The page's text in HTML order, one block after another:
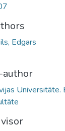
Edgars
author
Universitāte.